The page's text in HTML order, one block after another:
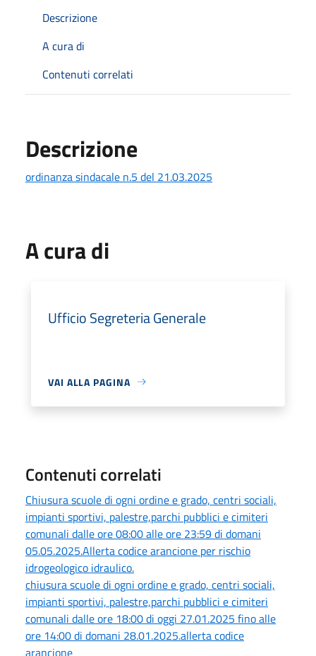
Descrizione
A cura di
Contenuti correlati
Descrizione
ordinanza sindacale n.5 del 21.03.2025
A cura di
Ufficio Segreteria Generale
VAI ALLA PAGINA
Contenuti correlati
Chiusura scuole di ogni ordine e grado, centri sociali,
impianti sportivi, palestre,parchi pubblici e cimiteri
comunali dalle ore 08:00 alle ore 23:59 di domani
05.05.2025.Allerta codice arancione per rischio
idrogeologico idraulico.
chiusura scuole di ogni ordine e grado, centri sociali,
impianti sportivi, palestre,parchi pubblici e cimiteri
comunali dalle ore 18:00 di oggi 27.01.2025 fino alle
ore 14:00 di domani 28.01.2025.allerta codice
arancione